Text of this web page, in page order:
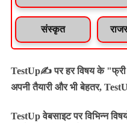
संस्कृत
TestUp✍️ पर हर विषय के
अपनी तैयारी और भी बेहतर,
TestUp वेबसाइट पर विभिन्न